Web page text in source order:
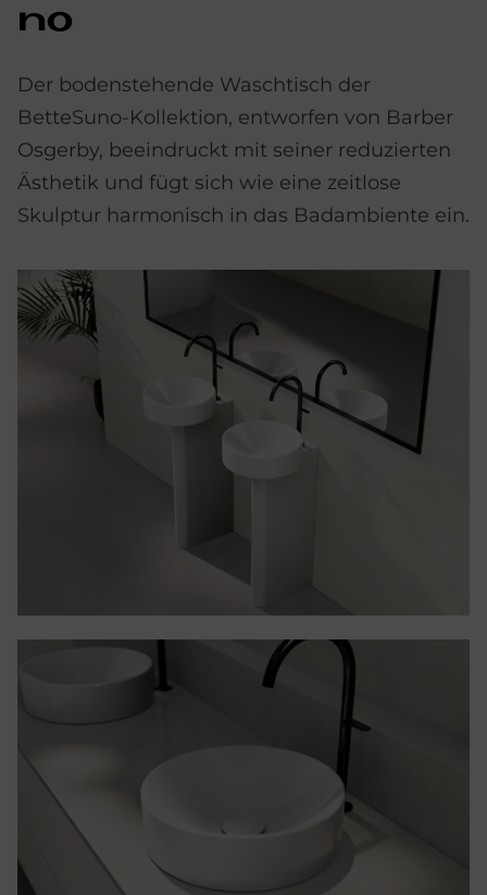
no
Der bodenstehende Waschtisch der
BetteSuno-Kollektion, entworfen von Barber
Osgerby, beeindruckt mit seiner reduzierten
Ästhetik und fügt sich wie eine zeitlose
Skulptur harmonisch in das Badambiente ein.